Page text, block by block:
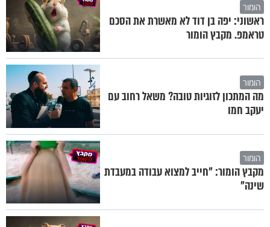
הומור
ראשוני: יפה בן דוד לא מאשרת את הסכם
טראמפ. מקבץ הומור
הומור
מה המתכון לזוגיות טובה? משאל רחוב עם
יעקב חמו
הומור
מקבץ הומור: "חייב למצוא עבודה במעבדת
שינה"